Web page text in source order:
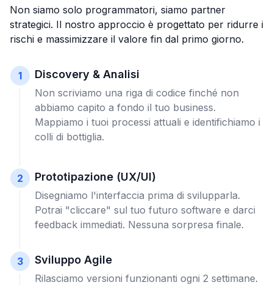
Non siamo solo programmatori, siamo partner
strategici. Il nostro approccio è progettato per ridurre i
rischi e massimizzare il valore fin dal primo giorno.
1 Discovery & Analisi
Non scriviamo una riga di codice finché non
abbiamo capito a fondo il tuo business.
Mappiamo i tuoi processi attuali e identifichiamo i
colli di bottiglia.
2 Prototipazione (UX/UI)
Disegniamo l'interfaccia prima di svilupparla.
Potrai "cliccare" sul tuo futuro software e darci
feedback immediati. Nessuna sorpresa finale.
3 Sviluppo Agile
Rilasciamo versioni funzionanti ogni 2 settimane.